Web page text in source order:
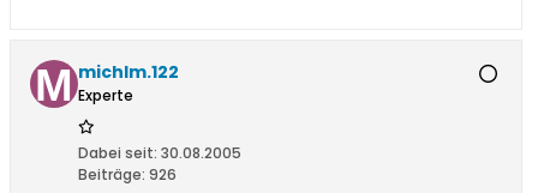
michlm.122
Experte
Dabei seit: 30.08.2005
Beiträge: 926